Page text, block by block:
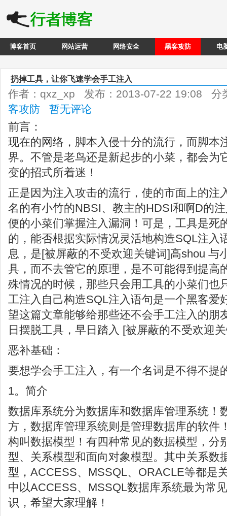
博客首页 网站运营 网络安全 黑客攻防 电
扔掉工具，让你飞速学会手工注入
作者：qxz_xp 发布：2013-07-22 19:08 分
客攻防
暂无评论
前言：
现在的网络，脚本入侵十分的流行，而脚本
界。不管是老鸟还是新起步的小菜，都会为
变的招式所着迷！
正是因为注入攻击的流行，使的市面上的注
名的有小竹的NBSI、教主的HDSI和啊D的
便的小菜们掌握注入漏洞！可是，工具是死
的，能否根据实际情况灵活地构造SQL注入
息，是[被屏蔽的不受欢迎关键词]高shou 与
具，而不去管它的原理，是不可能得到提高
殊情况的时候，那些只会用工具的小菜们也
工注入自己构造SQL注入语句是一个黑客爱
望这篇文章能够给那些还不会手工注入的朋
日摆脱工具，早日踏入 [被屏蔽的不受欢迎
恶补基础：
要想学会手工注入，有一个名词是不得不提
1。简介
数据库系统分为数据库和数据库管理系统！
方，数据库管理系统则是管理数据库的软件
构叫数据模型！有四种常见的数据模型，分
型、关系模型和面向对象模型。其中关系数
型，ACCESS、MSSQL、ORACLE等都是
中以ACCESS、MSSQL数据库系统最为常
识，希望大家理解！